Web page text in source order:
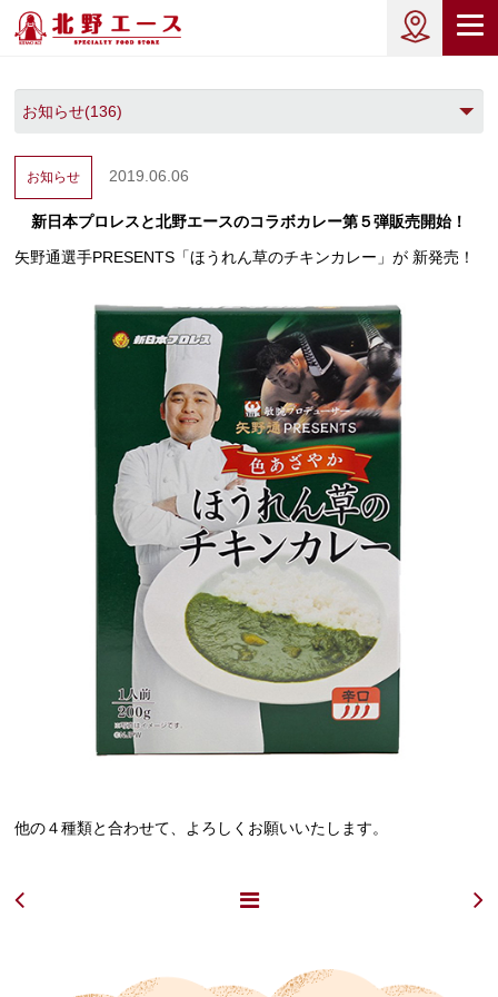
お知らせ 2019.06.06
新日本プロレスと北野エースのコラボカレー第５弾販売開始！
矢野通選手PRESENTS「ほうれん草のチキンカレー」が 新発売！
他の４種類と合わせて、よろしくお願いいたします。